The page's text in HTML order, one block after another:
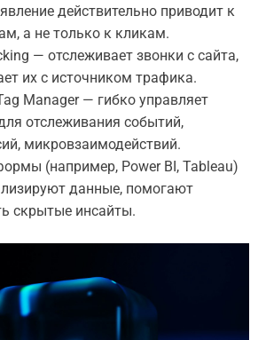
действительно приводит к
а не только к кликам.
— отслеживает звонки с сайта,
их с источником трафика.
Manager — гибко управляет
отслеживания событий,
микровзаимодействий.
(например, Power BI, Tableau)
данные, помогают
скрытые инсайты.